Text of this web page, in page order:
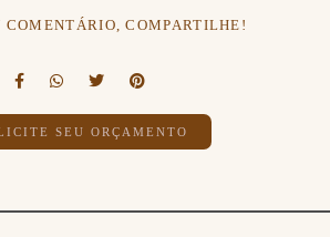
COMENTÁRIO, COMPARTILHE!
SEU ORÇAMENTO